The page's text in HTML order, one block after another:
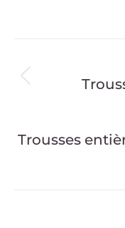
de
Trousses